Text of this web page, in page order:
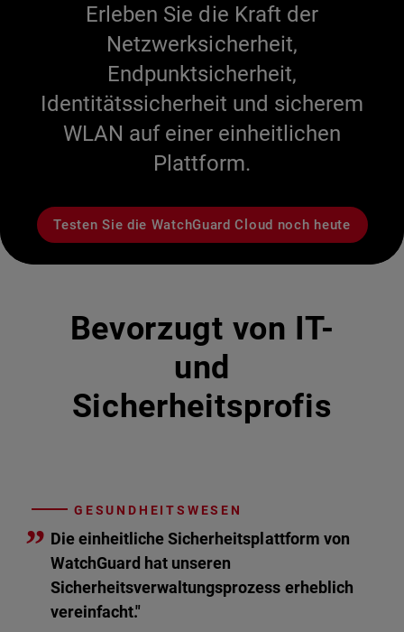
Erleben Sie die Kraft der
Netzwerksicherheit,
Endpunktsicherheit,
Identitätssicherheit und sicherem
WLAN auf einer einheitlichen
Plattform.
Testen Sie die WatchGuard Cloud noch heute
Bevorzugt von IT-
und
Sicherheitsprofis
GESUNDHEITSWESEN
” Die einheitliche Sicherheitsplattform von
WatchGuard hat unseren
Sicherheitsverwaltungsprozess erheblich
vereinfacht."